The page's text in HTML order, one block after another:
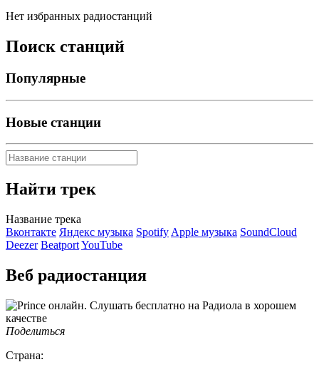
Нет избранных радиостанций
Поиск станций
Популярные
Новые станции
Найти трек
Название трека
Вконтакте Яндекс музыка Spotify Apple музыка SoundCloud
Deezer BeatportYouTube
Веб радиостанция
Поделиться
Страна: